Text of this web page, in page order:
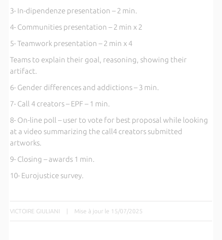
3- In-dipendenze presentation – 2 min.
4- Communities presentation – 2 min x 2
5- Teamwork presentation – 2 min x 4
Teams to explain their goal, reasoning, showing their
artifact.
6- Gender differences and addictions – 3 min.
7- Call 4 creators – EPF – 1 min.
8- On-line poll – user to vote for best proposal while looking
at a video summarizing the call4 creators submitted
artworks.
9- Closing – awards 1 min.
10- Eurojustice survey.
VICTOIRE GIULIANI | Mise à jour le 15/07/2025